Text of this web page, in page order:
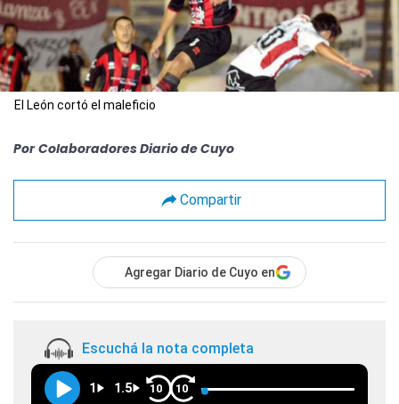
El León cortó el maleficio
Por Colaboradores Diario de Cuyo
Compartir
Agregar Diario de Cuyo en
Escuchá la nota completa
1 1.5 10 10